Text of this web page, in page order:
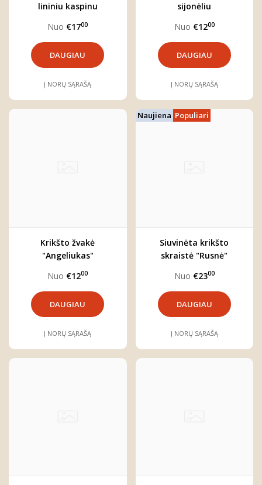
lininiu kaspinu
Nuo €1700
DAUGIAU
Į NORŲ SĄRAŠĄ
sijonėliu
Nuo €1200
DAUGIAU
Į NORŲ SĄRAŠĄ
Krikšto žvakė
"Angeliukas"
Nuo €1200
DAUGIAU
Į NORŲ SĄRAŠĄ
Naujiena Populiari
Siuvinėta krikšto
skraistė "Rusnė"
Nuo €2300
DAUGIAU
Į NORŲ SĄRAŠĄ